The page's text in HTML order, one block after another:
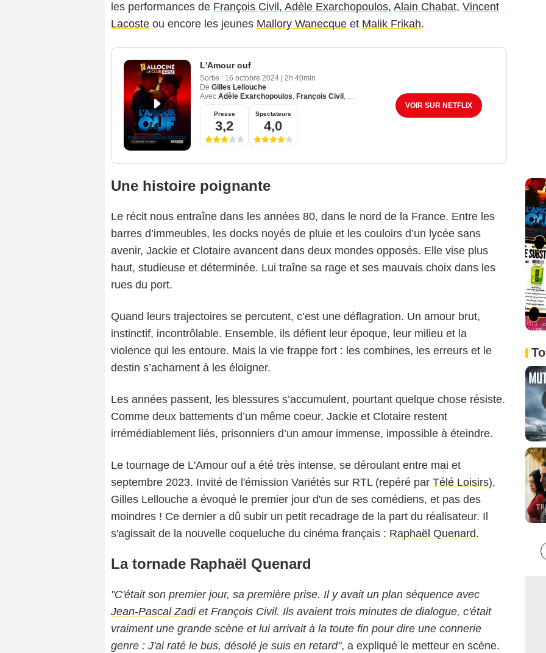
les performances de François Civil , Adèle Exarchopoulos, Alain Chabat, Vincent
Lacoste ou encore les jeunes Mallory Wanecque et Malik Frikah.
L'Amour ouf
Sortie : 16 octobre 2024
2h 40min
De Gilles Lellouche
Avec Adèle Exarchopoulos, François Civil , Mallory Wanecque
Presse
3,2
Spectateurs
4,0
VOIR SUR NETFLIX
Une histoire poignante
Le récit nous entraîne dans les années 80, dans le nord de la France. Entre les
barres d’immeubles, les docks noyés de pluie et les couloirs d’un lycée sans
avenir, Jackie et Clotaire avancent dans deux mondes opposés. Elle vise plus
haut, studieuse et déterminée. Lui traîne sa rage et ses mauvais choix dans les
rues du port.
Quand leurs trajectoires se percutent, c’est une déflagration. Un amour brut,
instinctif, incontrôlable. Ensemble, ils défient leur époque, leur milieu et la
violence qui les entoure. Mais la vie frappe fort : les combines, les erreurs et le
destin s’acharnent à les éloigner.
Les années passent, les blessures s’accumulent, pourtant quelque chose résiste.
Comme deux battements d’un même coeur, Jackie et Clotaire restent
irrémédiablement liés, prisonniers d’un amour immense, impossible à éteindre.
Le tournage de L'Amour ouf a été très intense, se déroulant entre mai et
septembre 2023. Invité de l'émission Variétés sur RTL (repéré par Télé Loisirs),
Gilles Lellouche a évoqué le premier jour d'un de ses comédiens, et pas des
moindres ! Ce dernier a dû subir un petit recadrage de la part du réalisateur. Il
s'agissait de la nouvelle coqueluche du cinéma français : Raphaël Quenard.
La tornade Raphaël Quenard
"C'était son premier jour, sa première prise. Il y avait un plan séquence avec
Jean-Pascal Zadiet François Civil. Ils avaient trois minutes de dialogue, c'était
vraiment une grande scène et lui arrivait à la toute fin pour dire une connerie
genre : J'ai raté le bus, désolé je suis en retard", a expliqué le metteur en scène.